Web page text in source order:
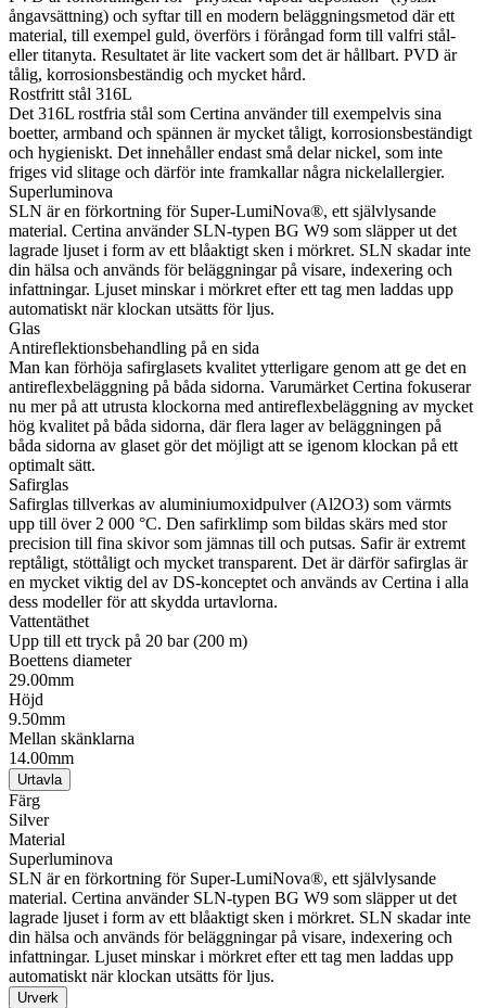
ångavsättning) och syftar till en modern beläggningsmetod där ett
material, till exempel guld, överförs i förångad form till valfri stål-
eller titanyta. Resultatet är lite vackert som det är hållbart. PVD är
tålig, korrosionsbeständig och mycket hård.
Rostfritt stål 316L
Det 316L rostfria stål som Certina använder till exempelvis sina
boetter, armband och spännen är mycket tåligt, korrosionsbeständigt
och hygieniskt. Det innehåller endast små delar nickel, som inte
friges vid slitage och därför inte framkallar några nickelallergier.
Superluminova
SLN är en förkortning för Super-LumiNova®, ett självlysande
material. Certina använder SLN-typen BG W9 som släpper ut det
lagrade ljuset i form av ett blåaktigt sken i mörkret. SLN skadar inte
din hälsa och används för beläggningar på visare, indexering och
infattningar. Ljuset minskar i mörkret efter ett tag men laddas upp
automatiskt när klockan utsätts för ljus.
Glas
Antireflektionsbehandling på en sida
Man kan förhöja safirglasets kvalitet ytterligare genom att ge det en
antireflexbeläggning på båda sidorna. Varumärket Certina fokuserar
nu mer på att utrusta klockorna med antireflexbeläggning av mycket
hög kvalitet på båda sidorna, där flera lager av beläggningen på
båda sidorna av glaset gör det möjligt att se igenom klockan på ett
optimalt sätt.
Safirglas
Safirglas tillverkas av aluminiumoxidpulver (Al2O3) som värmts
upp till över 2 000 °C. Den safirklimp som bildas skärs med stor
precision till fina skivor som jämnas till och putsas. Safir är extremt
reptåligt, stöttåligt och mycket transparent. Det är därför safirglas är
en mycket viktig del av DS-konceptet och används av Certina i alla
dess modeller för att skydda urtavlorna.
Vattentäthet
Upp till ett tryck på 20 bar (200 m)
Boettens diameter
29.00mm
Höjd
9.50mm
Mellan skänklarna
14.00mm
Urtavla
Färg
Silver
Material
Superluminova
SLN är en förkortning för Super-LumiNova®, ett självlysande
material. Certina använder SLN-typen BG W9 som släpper ut det
lagrade ljuset i form av ett blåaktigt sken i mörkret. SLN skadar inte
din hälsa och används för beläggningar på visare, indexering och
infattningar. Ljuset minskar i mörkret efter ett tag men laddas upp
automatiskt när klockan utsätts för ljus.
Urverk